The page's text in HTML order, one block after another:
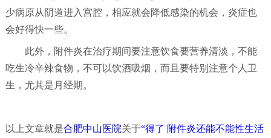
少病原从阴道进入宫腔，相应就会降低感染的机会，炎症也
会好得快一些。
此外，附件炎在治疗期间要注意饮食要营养清淡，不能
吃生冷辛辣食物，不可以饮酒吸烟，而且要特别注意个人卫
生，尤其是月经期。
以上文章就是合肥中山医院关于“得了 附件炎还能不能性生活